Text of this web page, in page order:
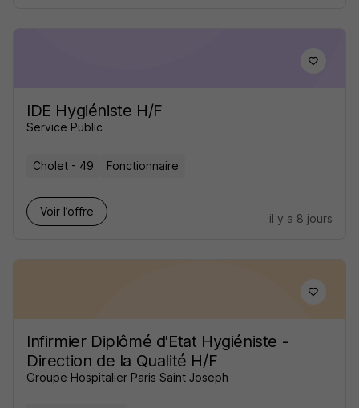
IDE Hygiéniste H/F
Service Public
Cholet - 49 Fonctionnaire
Voir l’offre
il y a 8 jours
Infirmier Diplômé d'Etat Hygiéniste -
Direction de la Qualité H/F
Groupe Hospitalier Paris Saint Joseph